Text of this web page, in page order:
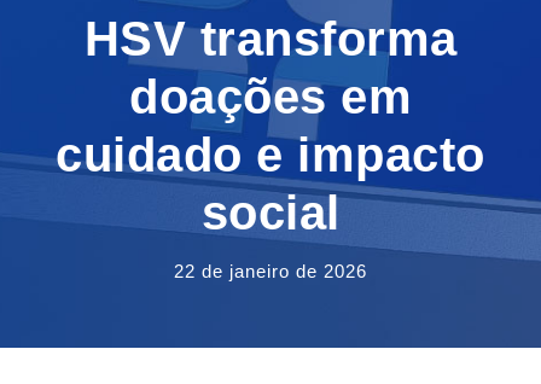
HSV transforma
doações em
cuidado e impacto
social
22 de janeiro de 2026